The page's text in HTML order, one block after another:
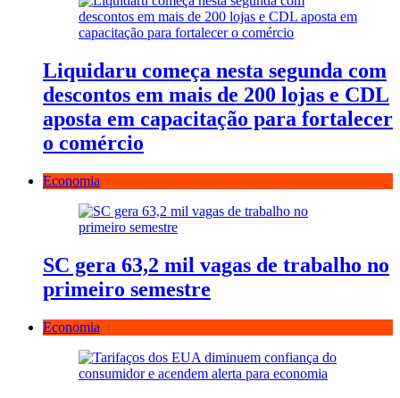
Liquidaru começa nesta segunda com
descontos em mais de 200 lojas e CDL
aposta em capacitação para fortalecer
o comércio
Economia
SC gera 63,2 mil vagas de trabalho no
primeiro semestre
Economia